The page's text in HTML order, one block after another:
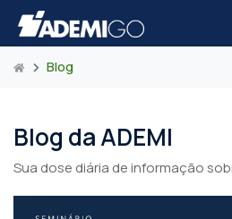
Blog
Blog da ADEMI
Sua dose diária de informação